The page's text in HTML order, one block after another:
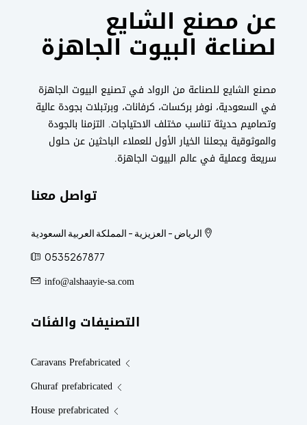
عن مصنع الشايع
لصناعة البيوت الجاهزة
مصنع الشايع للصناعة من الرواد في تصنيع البيوت الجاهزة
في السعودية، نوفر بركسات، كرفانات، وبرتبلات بجودة عالية
وتصاميم حديثة تناسب مختلف الاحتياجات. التزمنا بالجودة
والموثوقية يجعلنا الخيار الأول للعملاء الباحثين عن حلول
سريعة وعملية في عالم البيوت الجاهزة.
تواصل معنا
الرياض - العزيزية - المملكة العربية السعودية
0535267877
info@alshaayie-sa.com
التصنيفات والفئات
Caravans Prefabricated
Ghuraf prefabricated
House prefabricated